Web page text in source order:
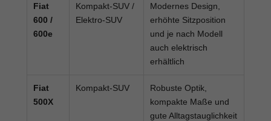
Fiat
600 /
600e
Kompakt-SUV /
Elektro-SUV
Modernes Design,
erhöhte Sitzposition
und je nach Modell
auch elektrisch
erhältlich
Fiat
500X
Kompakt-SUV
Robuste Optik,
kompakte Maße und
gute Alltagstauglichkeit